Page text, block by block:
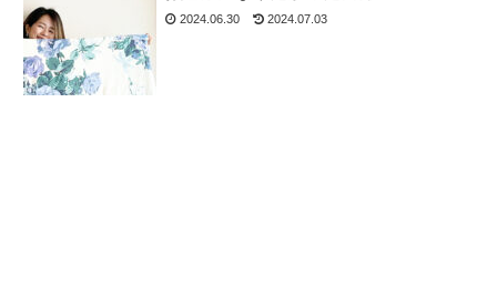
2024.06.30 2024.07.03